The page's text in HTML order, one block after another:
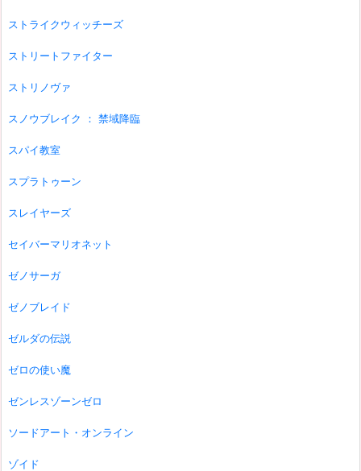
ストライクウィッチーズ
ストリートファイター
ストリノヴァ
スノウブレイク ： 禁域降臨
スパイ教室
スプラトゥーン
スレイヤーズ
セイバーマリオネット
ゼノサーガ
ゼノブレイド
ゼルダの伝説
ゼロの使い魔
ゼンレスゾーンゼロ
ソードアート・オンライン
ゾイド